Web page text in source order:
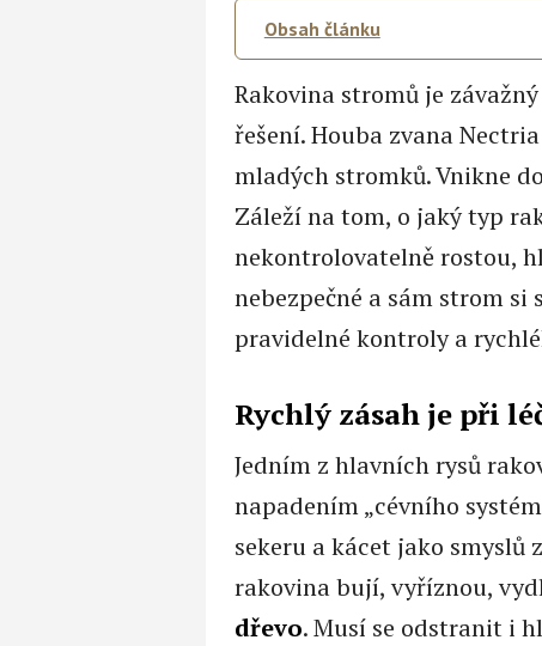
Obsah článku
Rakovina stromů je
řešení. Houba zvana
mladých stromků. Vnikne
Záleží na tom, o jaký typ
nekontrolovatelně rostou,
nebezpečné a sám strom
pravidelné kontroly a
Rychlý zásah je při
Jedním z hlavních rysů
napadením „cévního
sekeru a kácet jako smyslů
rakovina bují, vyříznou,
dřevo. Musí se odstranit i